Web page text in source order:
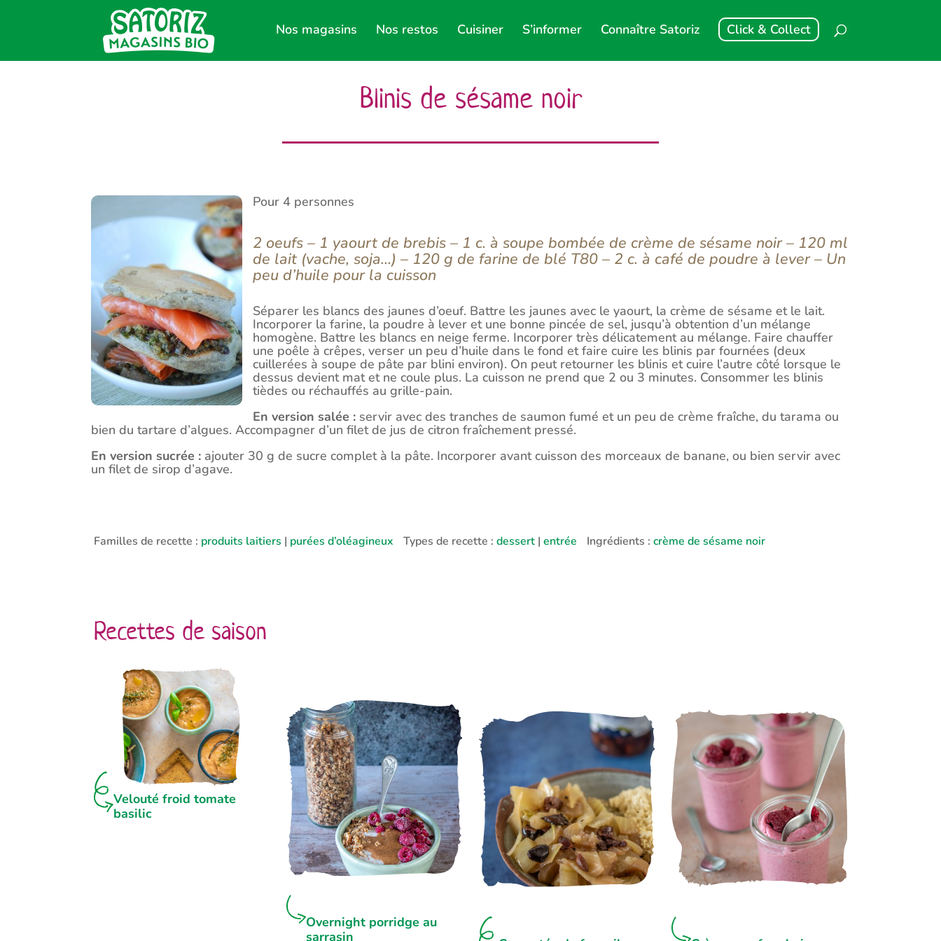
Nos magasins Nos restos Cuisiner S’informer Connaître Satoriz Click & Collect
Blinis de sésame noir
Pour 4 personnes
2 oeufs – 1 yaourt de brebis – 1 c. à soupe bombée de crème de sésame noir – 120 ml
de lait (vache, soja…) – 120 g de farine de blé T80 – 2 c. à café de poudre à lever – Un
peu d’huile pour la cuisson
Séparer les blancs des jaunes d’oeuf. Battre les jaunes avec le yaourt, la crème de sésame et le lait.
Incorporer la farine, la poudre à lever et une bonne pincée de sel, jusqu’à obtention d’un mélange
homogène. Battre les blancs en neige ferme. Incorporer très délicatement au mélange. Faire chauffer
une poêle à crêpes, verser un peu d’huile dans le fond et faire cuire les blinis par fournées (deux
cuillerées à soupe de pâte par blini environ). On peut retourner les blinis et cuire l’autre côté lorsque le
dessus devient mat et ne coule plus. La cuisson ne prend que 2 ou 3 minutes. Consommer les blinis
tièdes ou réchauffés au grille-pain.
En version salée : servir avec des tranches de saumon fumé et un peu de crème fraîche, du tarama ou
bien du tartare d’algues. Accompagner d’un filet de jus de citron fraîchement pressé.
En version sucrée : ajouter 30 g de sucre complet à la pâte. Incorporer avant cuisson des morceaux de banane, ou bien servir avec
un filet de sirop d’agave.
Familles de recette : produits laitiers | purées d’oléagineux Types de recette :dessert |entrée Ingrédients :crème de sésame noir
Recettes de saison
Velouté froid tomate
basilic
Overnight porridge au
sarrasin